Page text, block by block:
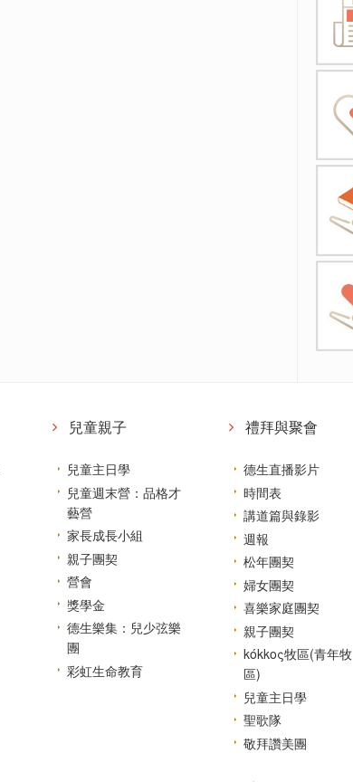
兒童親子
兒童主日學
兒童週末營：品格才
藝營
家長成長小組
親子團契
營會
獎學金
德生樂集：兒少弦樂
團
彩虹生命教育
禮拜與聚會
德生直播影片
時間表
講道篇與錄影
週報
松年團契
婦女團契
喜樂家庭團契
親子團契
kókkoς牧區(青年牧
區)
兒童主日學
聖歌隊
敬拜讚美團